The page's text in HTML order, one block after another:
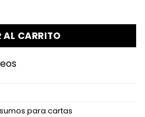
Cartas cantidad
AL CARRITO
para cartas